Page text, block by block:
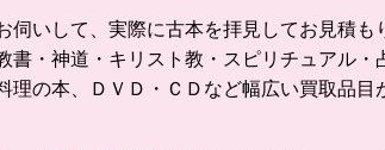
いして、実際に古本を拝見してお見積も
・神道・キリスト教・スピリチュアル
の本、ＤＶＤ・ＣＤなど幅広い買取品目